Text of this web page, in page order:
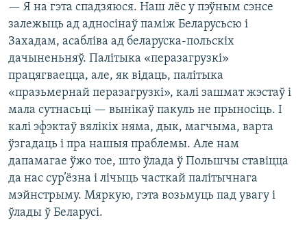
— Я на гэта спадзяюся. Наш лёс у пэўным сэнсе
залежыць ад адносінаў паміж Беларусьсю і
Захадам, асабліва ад беларуска-польскіх
дачыненьняў. Палітыка «перазагрузкі»
працягваецца, але, як відаць, палітыка
«празьмернай перазагрузкі», калі зашмат жэстаў і
мала сутнасьці — вынікаў пакуль не прыносіць. І
калі эфэктаў вялікіх няма, дык, магчыма, варта
ўзгадаць і пра нашыя праблемы. Але нам
дапамагае ўжо тое, што ўлада ў Польшчы ставіцца
да нас сур’ёзна і лічыць часткай палітычнага
мэйнстрыму. Мяркую, гэта возьмуць пад увагу і
ўлады ў Беларусі.